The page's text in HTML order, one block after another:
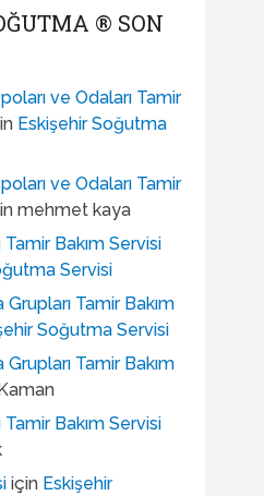
® SON
ve Odaları Tamir
Eskişehir Soğutma
ve Odaları Tamir
mehmet kaya
Bakım Servisi
Servisi
Tamir Bakım
Soğutma Servisi
Tamir Bakım
Bakım Servisi
için Eskişehir